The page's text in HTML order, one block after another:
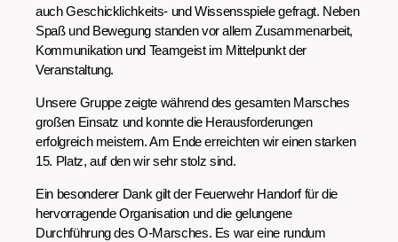
auch Geschicklichkeits- und Wissensspiele gefragt. Neben
Spaß und Bewegung standen vor allem Zusammenarbeit,
Kommunikation und Teamgeist im Mittelpunkt der
Veranstaltung.
Unsere Gruppe zeigte während des gesamten Marsches
großen Einsatz und konnte die Herausforderungen
erfolgreich meistern. Am Ende erreichten wir einen starken
15. Platz, auf den wir sehr stolz sind.
Ein besonderer Dank gilt der Feuerwehr Handorffür die
hervorragende Organisation und die gelungene
Durchführung des O-Marsches. Es war eine rundum